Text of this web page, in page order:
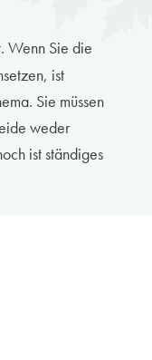
Wenn Sie die
ist
Sie müssen
weder
ist ständiges